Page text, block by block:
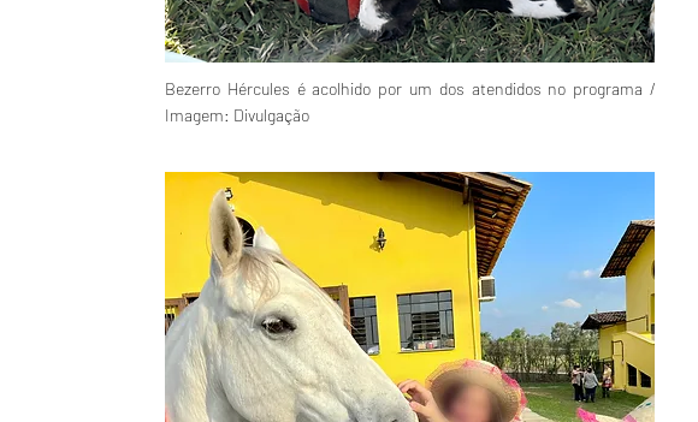
Bezerro Hércules é acolhido por um dos atendidos no programa /
Imagem: Divulgação